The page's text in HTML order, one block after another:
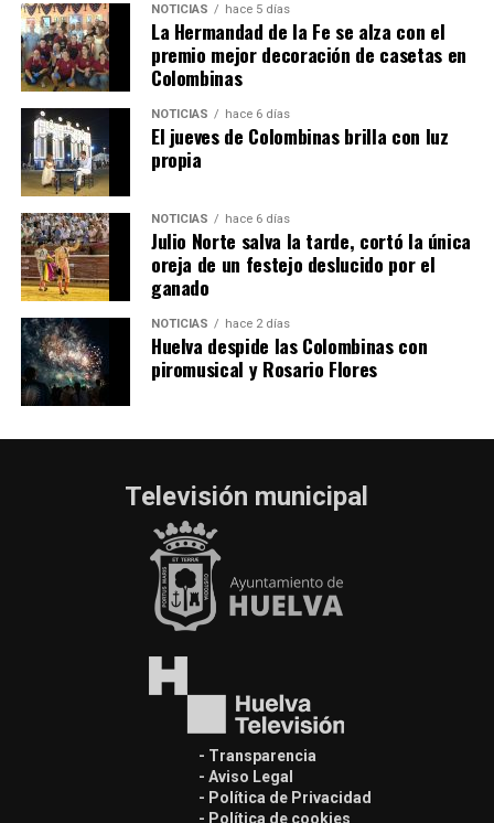
QUINTA CORRIDA DE LAS FIESTAS COLOMBINAS
2026
hace 3 días· Huelvatv
NOTICIAS hace 5 días
La Hermandad de la Fe se alza con el
premio mejor decoración de casetas en
Colombinas
NOTICIAS hace 6 días
El jueves de Colombinas brilla con luz
propia
NOTICIAS hace 6 días
Julio Norte salva la tarde, cortó la única
oreja de un festejo deslucido por el
ganado
NOTICIAS hace 2 días
Huelva despide las Colombinas con
piromusical y Rosario Flores
Televisión municipal
- Transparencia
- Aviso Legal
- Política de Privacidad
- Política de cookies